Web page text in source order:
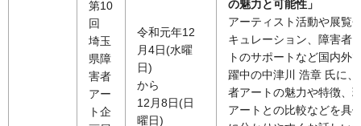
第10
回
埼玉
県障
害者
アー
ト企
令和元年12
月4日(水曜
日)
から
12月8日(日
曜日)
の魅力と可能性」
アーティスト活動や展覧
キュレーション、障害者
トのサポートなど国内外
躍中の中津川 浩章 氏に、
者アートの魅力や特徴、
アートとの比較などを具